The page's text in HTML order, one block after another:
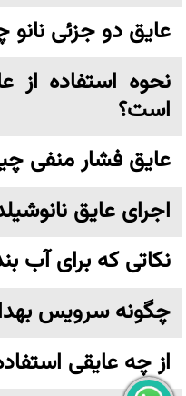
عایق دو جزئی
نحوه استفاده از
است؟
عایق فشار منفی
اجرای عایق
نکاتی که برای آب
چگونه سرویس
از چه عایقی